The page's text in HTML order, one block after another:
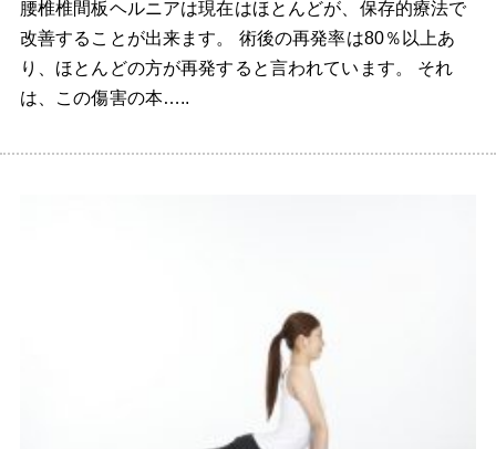
腰椎椎間板ヘルニアは現在はほとんどが、保存的療法で
改善することが出来ます。 術後の再発率は80％以上あ
り、ほとんどの方が再発すると言われています。 それ
は、この傷害の本…..